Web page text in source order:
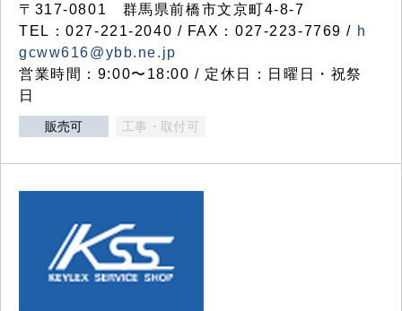
〒317‐0801 群馬県前橋市文京町4-8-7
TEL：027-221-2040 / FAX：027-223-7769 / h
gcww616@ybb.ne.jp
営業時間：9:00〜18:00 / 定休日：日曜日・祝祭
日
販売可 工事・取付可